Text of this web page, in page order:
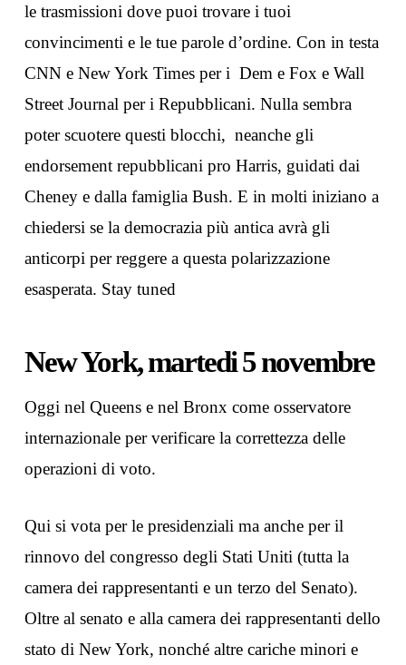
le trasmissioni dove puoi trovare i tuoi
convincimenti e le tue parole d’ordine. Con in testa
CNN e New York Times per i Dem e Fox e Wall
Street Journal per i Repubblicani. Nulla sembra
poter scuotere questi blocchi, neanche gli
endorsement repubblicani pro Harris, guidati dai
Cheney e dalla famiglia Bush. E in molti iniziano a
chiedersi se la democrazia più antica avrà gli
anticorpi per reggere a questa polarizzazione
esasperata. Stay tuned
New York, martedi 5 novembre
Oggi nel Queens e nel Bronx come osservatore
internazionale per verificare la correttezza delle
operazioni di voto.
Qui si vota per le presidenziali ma anche per il
rinnovo del congresso degli Stati Uniti (tutta la
camera dei rappresentanti e un terzo del Senato).
Oltre al senato e alla camera dei rappresentanti dello
stato di New York, nonché altre cariche minori e